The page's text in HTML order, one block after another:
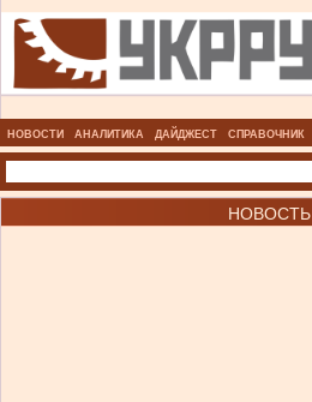
НОВОСТИ АНАЛИТИКА ДАЙДЖЕСТ СПРАВОЧНИК
НОВОСТЬ